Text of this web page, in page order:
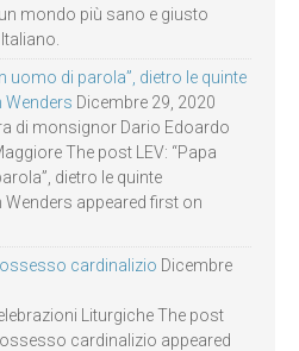
mondo più sano e giusto
uomo di parola”, dietro le quinte
Wenders Dicembre 29, 2020
di monsignor Dario Edoardo
The post LEV: “Papa
dietro le quinte
appeared first on
cardinalizio Dicembre
Liturgiche The post
cardinalizio appeared